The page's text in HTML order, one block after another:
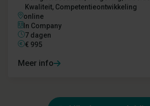
Kwaliteit, Competentieontwikkeling
online
In Company
7 dagen
€ 995
Meer info